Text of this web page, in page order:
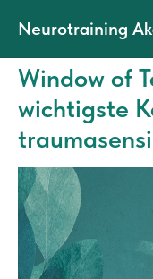
Neurotraining
Window of
wichtigste